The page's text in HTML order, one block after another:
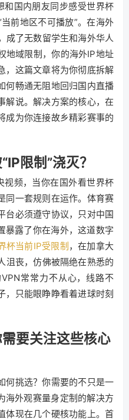
和国内朋友同步感受世界杯
前地区不可播放”。在海外
成了无数留学生和海外华人
地域限制，你的海外IP地址
，这篇文章将为你彻底拆解
何畅通无阻地回归国内直播
解说。解决方案的核心，在
成为你连接故乡精彩赛事的
限制”浇灭？
视频，当你在国外看世界杯
同一套规则在运作。体育赛
台必须遵守协议，只对中国
暴露了你在海外，这道数字
杯当前IP受限制，在加拿大
沮丧，仿佛被隔绝在熟悉的
常常力不从心，线路不
，只能眼睁睁看着进球时刻
要关注这些核心
何挑选？你需要的不只是一
海外观赛量身定制的解决方
体现在几个硬核功能上。首